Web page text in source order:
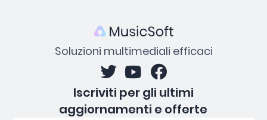
Soluzioni multimediali efficaci
Iscriviti per gli ultimi
aggiornamenti e offerte